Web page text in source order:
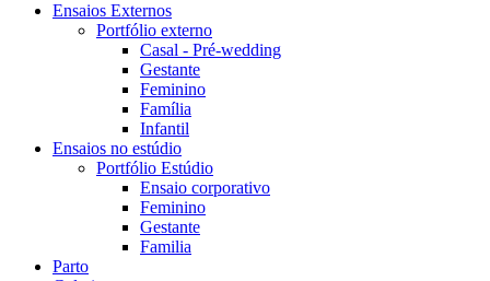
Ensaios Externos
Portfólio externo
Casal - Pré-wedding
Gestante
Feminino
Família
Infantil
Ensaios no estúdio
Portfólio Estúdio
Ensaio corporativo
Feminino
Gestante
Familia
Parto